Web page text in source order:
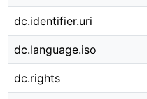
dc.identifier.uri
dc.language.iso
dc.rights